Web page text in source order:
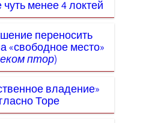
чуть менее 4 локтей
переносить
«свободное место»
птор)
владение»
Торе